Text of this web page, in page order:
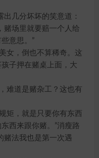
几分坏坏的笑意道：
赌场里就要赔一个人给
意思。”
，倒也不算稀奇。这
子押在赌桌上面，大
道是赌杂工？这也有
，就是只要你有东西
西来跟你赌。”消瘦路
赌法我也是第一次遇